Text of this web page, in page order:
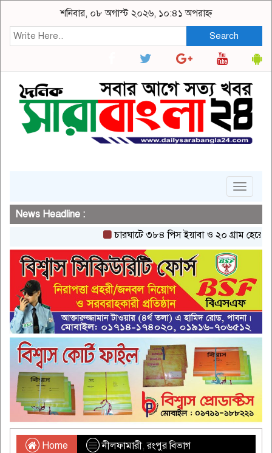
শনিবার, ০৮ অগাস্ট ২০২৬, ১০:৪১ অপরাহ্ন
Search
Toggle
News Headline :
চারঘাটে ৩৮৪ পিস ইয়াবা ও ২০ গ্রাম হেরোইনসহ
Home নীলফামারী,রংপুর বিভাগ